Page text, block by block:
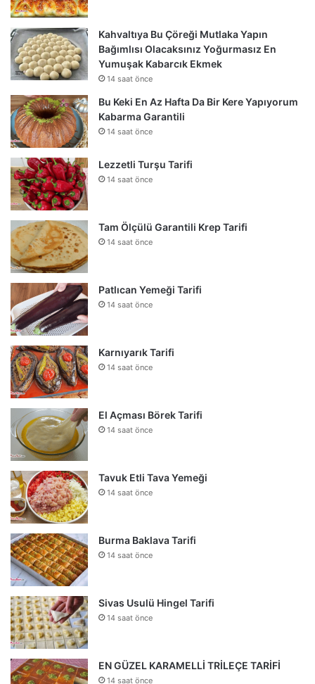
Kahvaltıya Bu Çöreği Mutlaka Yapın
Bağımlısı Olacaksınız Yoğurmasız En
Yumuşak Kabarcık Ekmek
14 saat önce
Bu Keki En Az Hafta Da Bir Kere Yapıyorum
Kabarma Garantili
14 saat önce
Lezzetli Turşu Tarifi
14 saat önce
Tam Ölçülü Garantili Krep Tarifi
14 saat önce
Patlıcan Yemeği Tarifi
14 saat önce
Karnıyarık Tarifi
14 saat önce
El Açması Börek Tarifi
14 saat önce
Tavuk Etli Tava Yemeği
14 saat önce
Burma Baklava Tarifi
14 saat önce
Sivas Usulü Hingel Tarifi
14 saat önce
EN GÜZEL KARAMELLİ TRİLEÇE TARİFİ
14 saat önce